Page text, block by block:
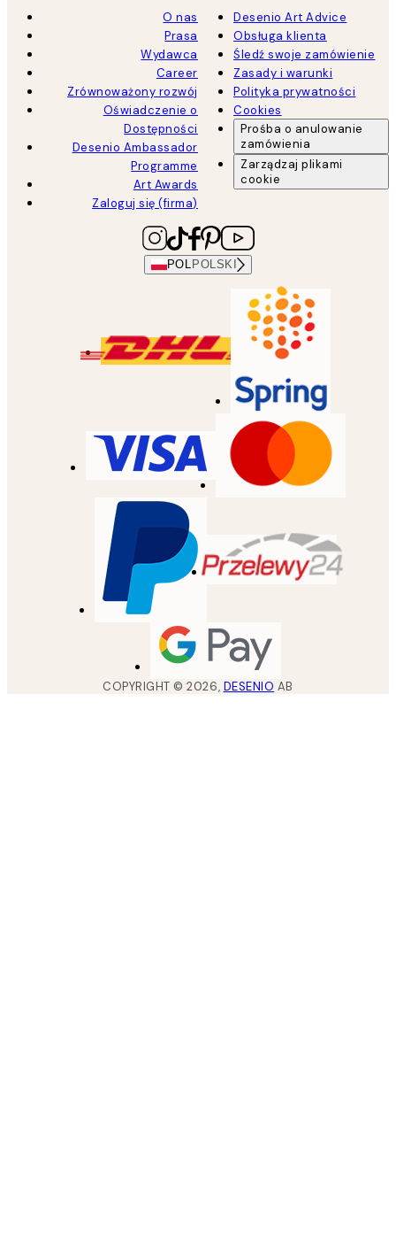
O nas
Prasa
Wydawca
Career
Zrównoważony rozwój
Oświadczenie o
Dostępności
Desenio Ambassador
Programme
Art Awards
Zaloguj się (firma)
Desenio Art Advice
Obsługa klienta
Śledź swoje zamówienie
Zasady i warunki
Polityka prywatności
Cookies
Prośba o anulowanie
zamówienia
Zarządzaj plikami
cookie
POL POLSKI
COPYRIGHT ©2026, DESENIO AB